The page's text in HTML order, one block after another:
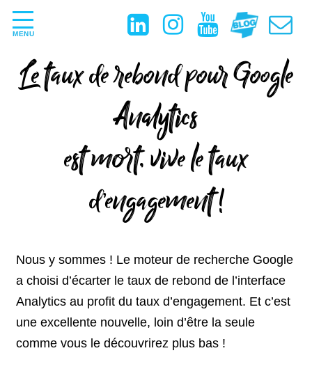
MENU
Le taux de rebond pour Google
Analytics
est mort, vive le taux
d’engagement !
Nous y sommes ! Le moteur de recherche Google
a choisi d’écarter le taux de rebond de l’interface
Analytics au profit du taux d’engagement. Et c’est
une excellente nouvelle, loin d’être la seule
comme vous le découvrirez plus bas !